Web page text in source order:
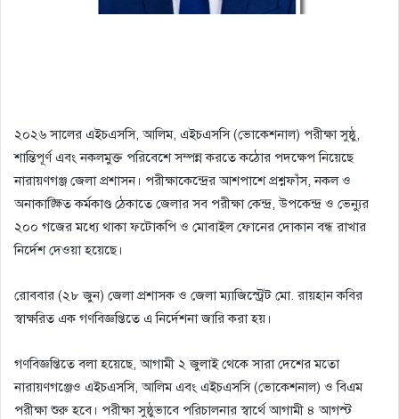
২০২৬ সালের এইচএসসি, আলিম, এইচএসসি (ভোকেশনাল) পরীক্ষা সুষ্ঠু,
শান্তিপূর্ণ এবং নকলমুক্ত পরিবেশে সম্পন্ন করতে কঠোর পদক্ষেপ নিয়েছে
নারায়ণগঞ্জ জেলা প্রশাসন। পরীক্ষাকেন্দ্রের আশপাশে প্রশ্নফাঁস, নকল ও
অনাকাঙ্ক্ষিত কর্মকাণ্ড ঠেকাতে জেলার সব পরীক্ষা কেন্দ্র, উপকেন্দ্র ও ভেন্যুর
২০০ গজের মধ্যে থাকা ফটোকপি ও মোবাইল ফোনের দোকান বন্ধ রাখার
নির্দেশ দেওয়া হয়েছে।
রোববার (২৮ জুন) জেলা প্রশাসক ও জেলা ম্যাজিস্ট্রেট মো. রায়হান কবির
স্বাক্ষরিত এক গণবিজ্ঞপ্তিতে এ নির্দেশনা জারি করা হয়।
গণবিজ্ঞপ্তিতে বলা হয়েছে, আগামী ২ জুলাই থেকে সারা দেশের মতো
নারায়ণগঞ্জেও এইচএসসি, আলিম এবং এইচএসসি (ভোকেশনাল) ও বিএম
পরীক্ষা শুরু হবে। পরীক্ষা সুষ্ঠুভাবে পরিচালনার স্বার্থে আগামী ৪ আগস্ট